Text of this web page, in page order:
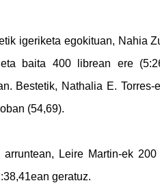
igeriketa egokituan, Nahia
baita 400 librean ere
Bestetik, Nathalia E.
(54,69).
arruntean, Leire Martin-ek
geratuz.